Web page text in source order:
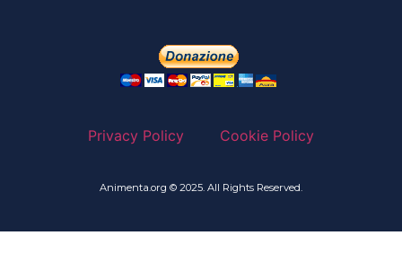
Privacy Policy Cookie Policy
Animenta.org © 2025. All Rights Reserved.